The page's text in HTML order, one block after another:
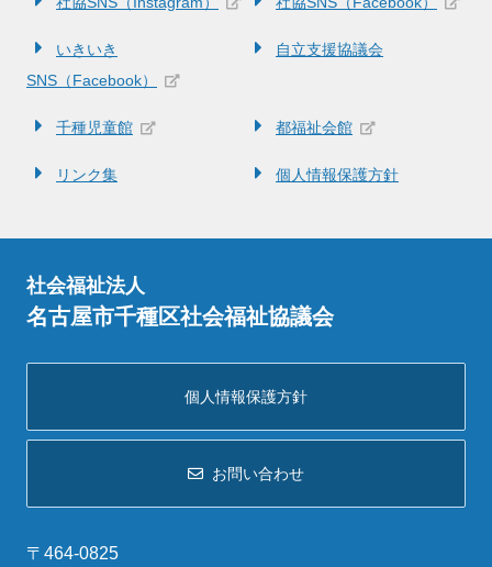
いきいき
SNS（Facebook）
自立支援協議会
千種児童館 都福祉会館
リンク集 個人情報保護方針
社会福祉法人
名古屋市千種区社会福祉協議会
個人情報保護方針
お問い合わせ
〒464-0825